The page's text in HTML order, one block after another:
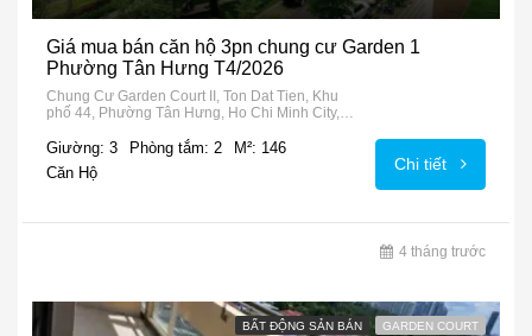
Giá mua bán căn hộ 3pn chung cư Garden 1
Phường Tân Hưng T4/2026
Chung Cư Garden Court II, Ton Dat Tien, Khu
phố 44, Phường Tân Hưng, Ho Chi Minh City,
Giường: 3 Phòng tắm: 2
M²: 146
Căn Hộ
Chi tiết
4 tháng trước
BẤT ĐỘNG SẢN BÁN GARDEN COURT